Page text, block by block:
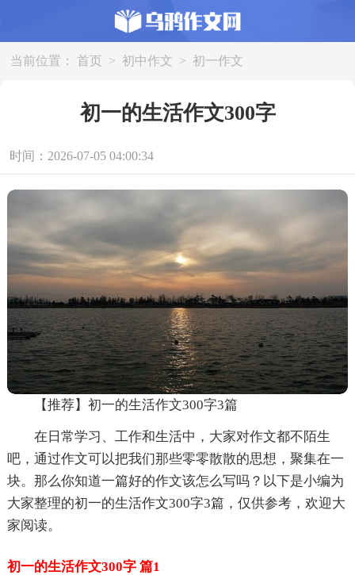
当前位置： 首页 > 初中作文 > 初一作文
初一的生活作文300字
时间：2026-07-05 04:00:34
【推荐】初一的生活作文300字3篇
在日常学习、工作和生活中，大家对作文都不陌生
吧，通过作文可以把我们那些零零散散的思想，聚集在一
块。那么你知道一篇好的作文该怎么写吗？以下是小编为
大家整理的初一的生活作文300字3篇，仅供参考，欢迎大
家阅读。
初一的生活作文300字 篇1